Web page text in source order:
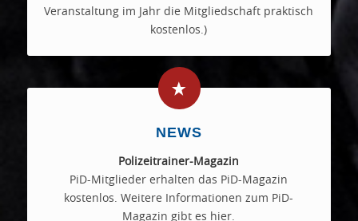
Veranstaltung im Jahr die Mitgliedschaft praktisch
kostenlos.)
NEWS
Polizeitrainer-Magazin
PiD-Mitglieder erhalten das PiD-Magazin
kostenlos. Weitere Informationen zum PiD-
Magazin gibt es hier.